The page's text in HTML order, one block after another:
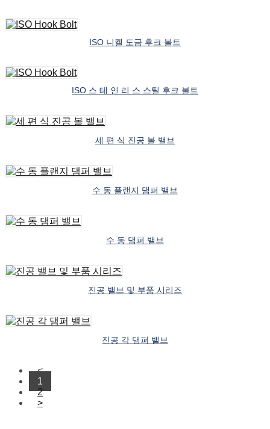
ISO 니켈 도금 후크 볼트
ISO 스 테 인 리 스 스틸 후크 볼트
세 편 식 진공 볼 밸브
수 동 플랜지 댐퍼 밸브
수 동 댐퍼 밸브
진공 밸브 및 부품 시리즈
진공 각 댐퍼 밸브
<
1
2
>